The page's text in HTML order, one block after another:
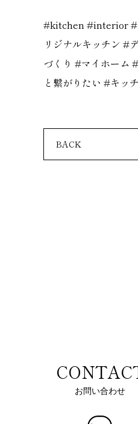
#kitchen#interior#
リジナルキッチン #
づくり #マイホーム #
と繋がりたい #キッ
BACK
お問い合わせ